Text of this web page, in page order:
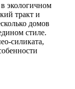
экологичном
тракт и
домов
стиле.
силиката,